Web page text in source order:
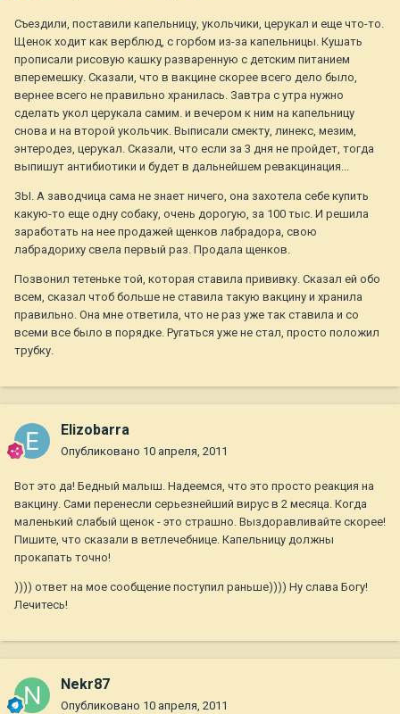
Съездили, поставили капельницу, укольчики, церукал и еще что-то.
Щенок ходит как верблюд, с горбом из-за капельницы. Кушать
прописали рисовую кашку разваренную с детским питанием
вперемешку. Сказали, что в вакцине скорее всего дело было,
вернее всего не правильно хранилась. Завтра с утра нужно
сделать укол церукала самим. и вечером к ним на капельницу
снова и на второй укольчик. Выписали смекту, линекс, мезим,
энтеродез, церукал. Сказали, что если за 3 дня не пройдет, тогда
выпишут антибиотики и будет в дальнейшем ревакцинация...
ЗЫ. А заводчица сама не знает ничего, она захотела себе купить
какую-то еще одну собаку, очень дорогую, за 100 тыс. И решила
заработать на нее продажей щенков лабрадора, свою
лабрадориху свела первый раз. Продала щенков.
Позвонил тетеньке той, которая ставила прививку. Сказал ей обо
всем, сказал чтоб больше не ставила такую вакцину и хранила
правильно. Она мне ответила, что не раз уже так ставила и со
всеми все было в порядке. Ругаться уже не стал, просто положил
трубку.
Elizobarra
Опубликовано 10 апреля, 2011
Вот это да! Бедный малыш. Надеемся, что это просто реакция на
вакцину. Сами перенесли серьезнейший вирус в 2 месяца. Когда
маленький слабый щенок - это страшно. Выздоравливайте скорее!
Пишите, что сказали в ветлечебнице. Капельницу должны
прокапать точно!
)))) ответ на мое сообщение поступил раньше)))) Ну слава Богу!
Лечитесь!
Nekr87
Опубликовано 10 апреля, 2011